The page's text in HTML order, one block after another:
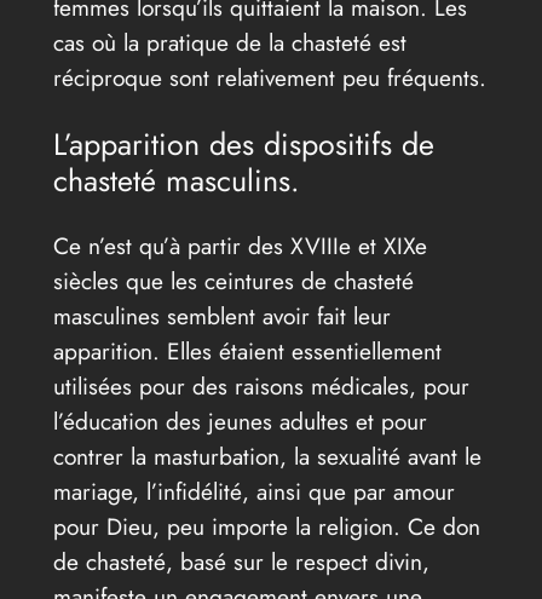
femmes lorsqu’ils quittaient la maison. Les
cas où la pratique de la chasteté est
réciproque sont relativement peu fréquents.
L’apparition des dispositifs de
chasteté masculins.
Ce n’est qu’à partir des XVIIIe et XIXe
siècles que les ceintures de chasteté
masculines semblent avoir fait leur
apparition. Elles étaient essentiellement
utilisées pour des raisons médicales, pour
l’éducation des jeunes adultes et pour
contrer la masturbation, la sexualité avant le
mariage, l’infidélité, ainsi que par amour
pour Dieu, peu importe la religion. Ce don
de chasteté, basé sur le respect divin,